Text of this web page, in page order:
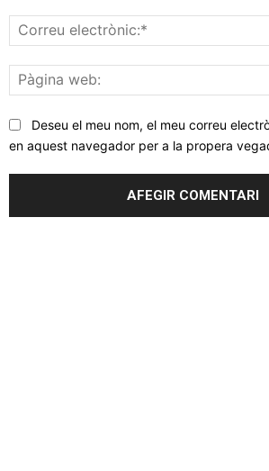
Deseu el meu nom, el meu correu
en aquest navegador per a la propera